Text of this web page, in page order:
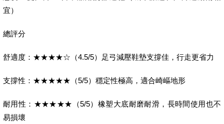
宜）
總評分
舒適度：★★★★☆（4.5/5）足弓減壓鞋墊支撐佳，行走更省力
支撐性：★★★★★（5/5）穩定性極高，適合崎嶇地形
耐用性：★★★★★（5/5）橡塑大底耐磨耐滑，長時間使用也不
易損壞